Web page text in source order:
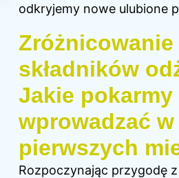
odkryjemy nowe ulubione
Zróżnicowanie
składników
Jakie pokarmy
wprowadzać w
pierwszych
Rozpoczynając przygodę